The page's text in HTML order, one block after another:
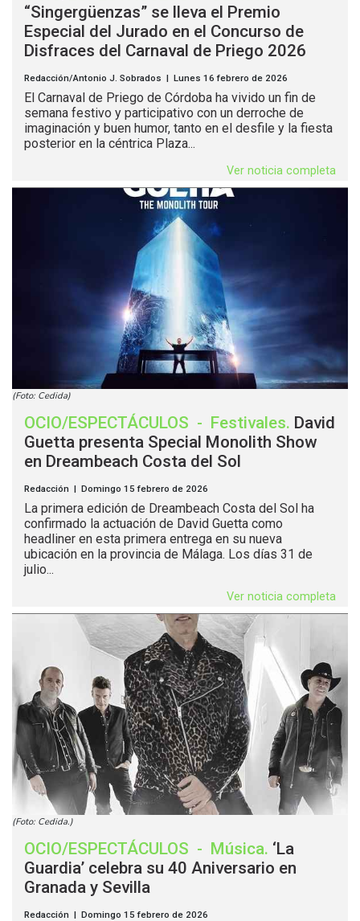
“Singergüenzas” se lleva el Premio
Especial del Jurado en el Concurso de
Disfraces del Carnaval de Priego 2026
Redacción/Antonio J. Sobrados | Lunes 16 febrero de 2026
El Carnaval de Priego de Córdoba ha vivido un fin de
semana festivo y participativo con un derroche de
imaginación y buen humor, tanto en el desfile y la fiesta
posterior en la céntrica Plaza...
Ver noticia completa
(Foto: Cedida)
OCIO/ESPECTÁCULOS - Festivales. David
Guetta presenta Special Monolith Show
en Dreambeach Costa del Sol
Redacción | Domingo 15 febrero de 2026
La primera edición de Dreambeach Costa del Sol ha
confirmado la actuación de David Guetta como
headliner en esta primera entrega en su nueva
ubicación en la provincia de Málaga. Los días 31 de
julio...
Ver noticia completa
(Foto: Cedida.)
OCIO/ESPECTÁCULOS - Música. ‘La
Guardia’ celebra su 40 Aniversario en
Granada y Sevilla
Redacción | Domingo 15 febrero de 2026